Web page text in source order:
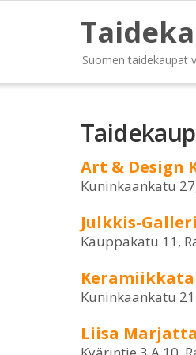
Suomen taidekaupat
Art & Design
Kuninkaankatu
Julkkis-
Kauppakatu 11,
Kuninkaankatu
Liisa